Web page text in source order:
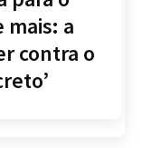
mais: a
contra o